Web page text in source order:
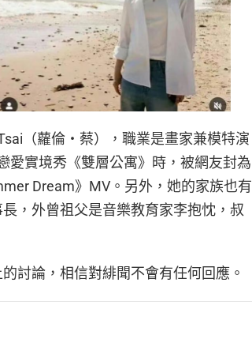
（蘿倫・蔡），職業是畫家兼模特演
愛實境秀《雙層公寓》時，被網友封為
Dream》MV。另外，她的家族也有
，外曾祖父是音樂教育家李抱忱，叔
討論，相信對緋聞不會有任何回應。